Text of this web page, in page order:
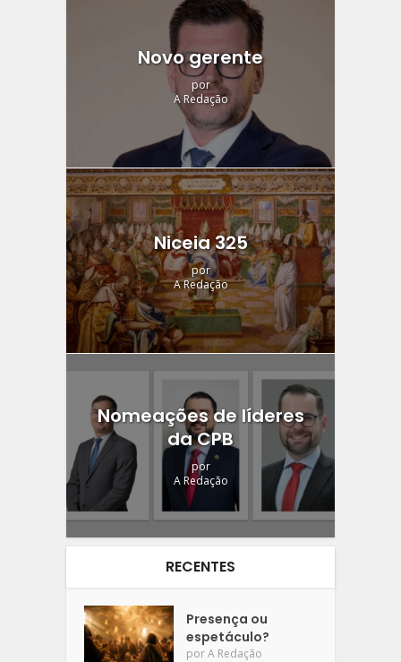
Novo gerente
por
A Redação
Niceia 325
por
A Redação
Nomeações de líderes
da CPB
por
A Redação
RECENTES
Presença ou
espetáculo?
porA Redação